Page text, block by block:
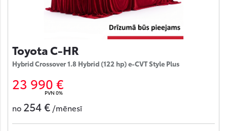
Toyota C-HR
Hybrid Crossover 1.8 Hybrid (122 hp) e-CVT Style Plus
23 990 €
PVN 0%
no 254 € /mēnesī